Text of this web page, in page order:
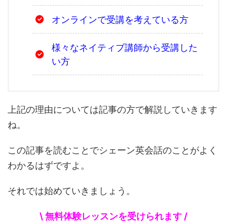
オンラインで受講を考えている方
様々なネイティブ講師から受講した
い方
上記の理由については記事の方で解説していきます
ね。
この記事を読むことでシェーン英会話のことがよく
わかるはずですよ。
それでは始めていきましょう。
\ 無料体験レッスンを受けられます /